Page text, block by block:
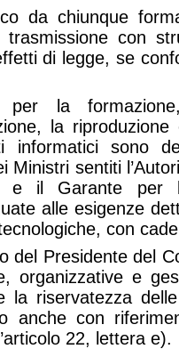
da chiunque
con
di legge, se
la
la
informatici sono
Ministri sentiti
e il Garante
alle esigenze
con
del Presidente del
organizzative e
la riservatezza
anche con
22, lettera e).